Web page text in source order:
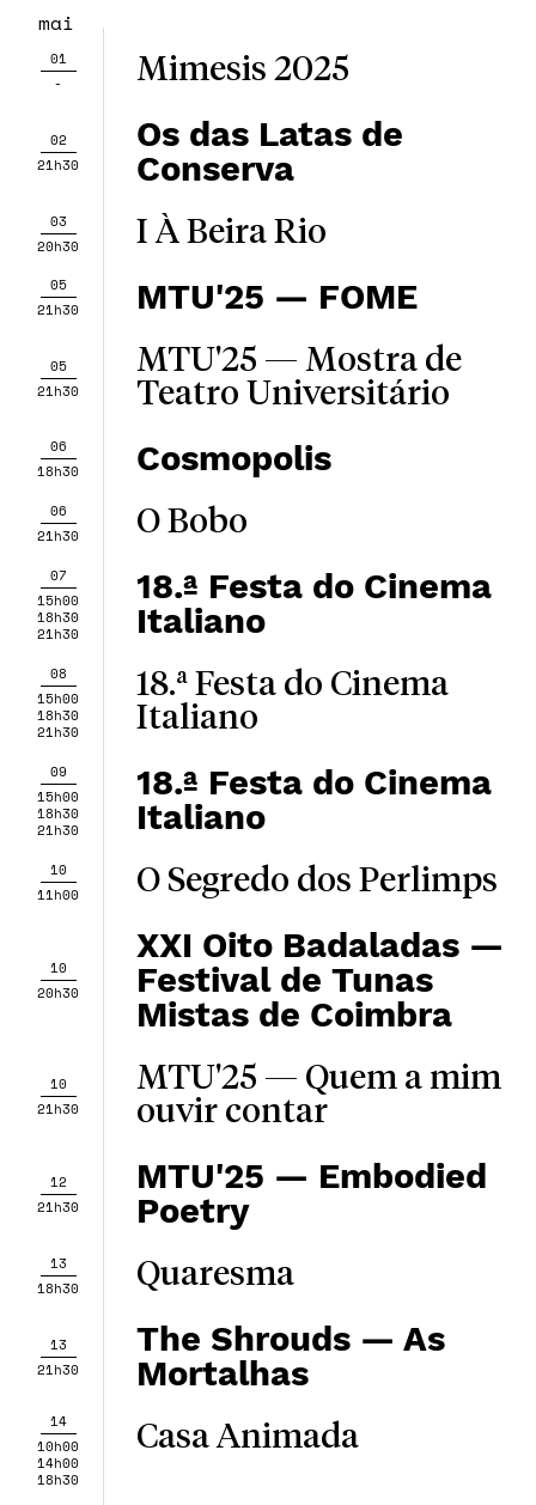
mai
01
-
Mimesis 2025
02
21h30
Os das Latas de
Conserva
03
20h30
I À Beira Rio
05
21h30
MTU'25 — FOME
05
21h30
MTU'25 — Mostra de
Teatro Universitário
06
18h30
Cosmopolis
06
21h30
O Bobo
07
15h00
18h30
21h30
18.ª Festa do Cinema
Italiano
08
15h00
18h30
21h30
18.ª Festa do Cinema
Italiano
09
15h00
18h30
21h30
18.ª Festa do Cinema
Italiano
10
11h00
O Segredo dos Perlimps
10
20h30
XXI Oito Badaladas —
Festival de Tunas
Mistas de Coimbra
10
21h30
MTU'25 — Quem a mim
ouvir contar
12
21h30
MTU'25 — Embodied
Poetry
13
18h30
Quaresma
13
21h30
The Shrouds — As
Mortalhas
14
10h00
14h00
18h30
Casa Animada